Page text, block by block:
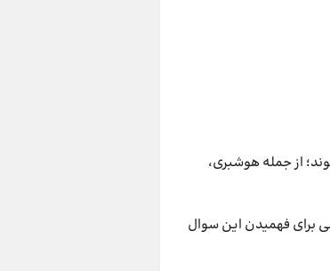
از جمله هوشبری،
برای فهمیدن این سوال